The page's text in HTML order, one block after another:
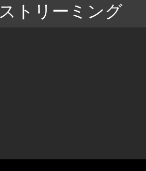
ストリーミング